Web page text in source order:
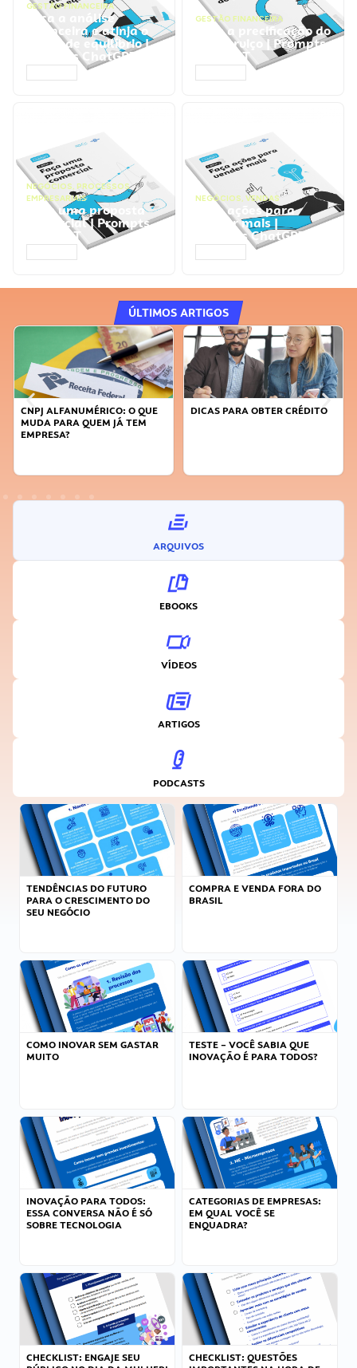
GESTÃO FINANCEIRA
Faça a análise
financeira e atinja o
ponto de equilíbrio |
Prompts ChatGPT
GESTÃO FINANCEIRA
Faça a precificação do
seu serviço | Prompts
ChatGPT
NEGÓCIOS, PROCESSOS
EMPRESARIAIS
Faça uma proposta
comercial | Prompts
ChatGPT
NEGÓCIOS, VENDAS
Faça ações para
vender mais |
Prompts ChatGPT
ÚLTIMOS ARTIGOS
DICAS PARA OBTER CRÉDITO
FAÇA A DIFERENÇA: SEJA
ARQUIVOS
EBOOKS
VÍDEOS
ARTIGOS
PODCASTS
TENDÊNCIAS DO FUTURO
PARA O CRESCIMENTO DO
SEU NEGÓCIO
COMPRA E VENDA FORA DO
BRASIL
COMO INOVAR SEM GASTAR
MUITO
TESTE – VOCÊ SABIA QUE
INOVAÇÃO É PARA TODOS?
INOVAÇÃO PARA TODOS:
ESSA CONVERSA NÃO É SÓ
SOBRE TECNOLOGIA
CATEGORIAS DE EMPRESAS:
EM QUAL VOCÊ SE
ENQUADRA?
CHECKLIST: ENGAJE SEU
CHECKLIST: QUESTÕES